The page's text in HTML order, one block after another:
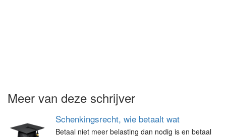
Meer van deze schrijver
Schenkingsrecht, wie betaalt wat
Betaal niet meer belasting dan nodig is en betaal